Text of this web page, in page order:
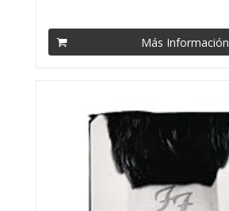
Más Información